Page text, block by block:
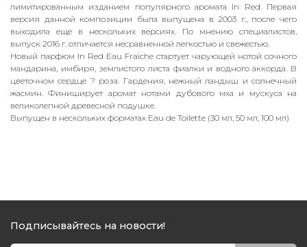
лимитированным изданием популярного аромата In Red. Первая
версия данной композиции была выпущена в 2003 г., после чего
выходила еще в нескольких версиях. По мнению специалистов,
выпуск 2016 г. отличается несравненной легкостью и свежестью.
Новый парфюм In Red Eau Fraiche стартует чарующей нотой сочного
мандарина, имбиря, землистого листа фиалки и водного аккорда. В
цветочном сердце ? роза. Гардения, нежный ландыш и солнечный
жасмин. Финиширует аромат нотами дубового мха и мускуса на
великолепной древесной подушке.
Выпущен в нескольких форматах Eau de Toilette (30 мл, 50 мл, 100 мл)
Подписывайтесь на новости!